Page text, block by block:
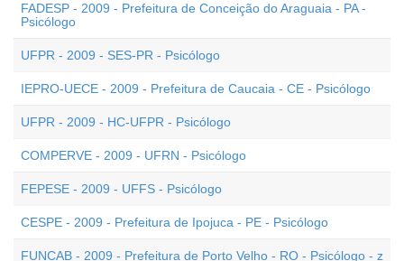
FADESP - 2009 - Prefeitura de Conceição do Araguaia - PA -
Psicólogo
UFPR - 2009 - SES-PR - Psicólogo
IEPRO-UECE - 2009 - Prefeitura de Caucaia - CE - Psicólogo
UFPR - 2009 - HC-UFPR - Psicólogo
COMPERVE - 2009 - UFRN - Psicólogo
FEPESE - 2009 - UFFS - Psicólogo
CESPE - 2009 - Prefeitura de Ipojuca - PE - Psicólogo
FUNCAB - 2009 - Prefeitura de Porto Velho - RO - Psicólogo - z